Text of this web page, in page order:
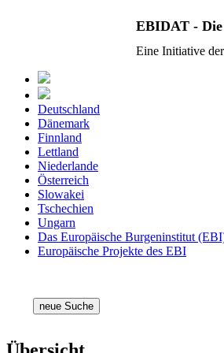
EBIDAT -
Eine Initiative
Deutschland
Dänemark
Finnland
Lettland
Niederlande
Österreich
Slowakei
Tschechien
Ungarn
Das Europäische Burgeninstitut
Europäische Projekte des EBI
neue Suche